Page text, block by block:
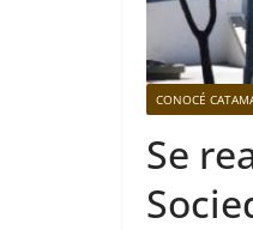
CONOCÉ
Se